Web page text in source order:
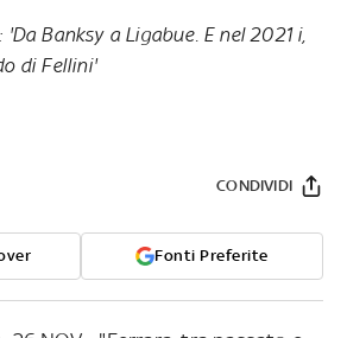
'Da Banksy a Ligabue. E nel 2021 i,
di Fellini'
Fonti Preferite
CONDIVIDI